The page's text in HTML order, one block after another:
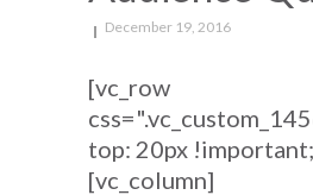
December 19, 2016
[vc_row
top: 20px
[vc_column]